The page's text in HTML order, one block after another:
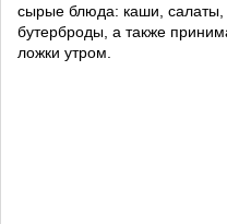
сырые блюда: каши,
бутерброды, а также
ложки утром.